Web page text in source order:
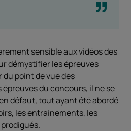
sensible aux vidéos des
démystifier les épreuves
point de vue des
du concours, il ne se
défaut, tout ayant été abordé
les entrainements, les